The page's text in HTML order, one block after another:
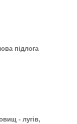
підлога
- лугів,